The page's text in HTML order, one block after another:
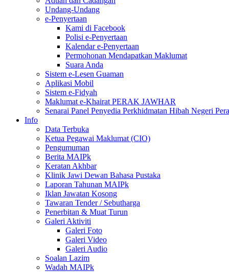
Undang-Undang
e-Penyertaan
Kami di Facebook
Polisi e-Penyertaan
Kalendar e-Penyertaan
Permohonan Mendapatkan Maklumat
Suara Anda
Sistem e-Lesen Guaman
Aplikasi Mobil
Sistem e-Fidyah
Maklumat e-Khairat PERAK JAWHAR
Senarai Panel Penyedia Perkhidmatan Hibah Negeri
Info
Data Terbuka
Ketua Pegawai Maklumat (CIO)
Pengumuman
Berita MAIPk
Keratan Akhbar
Klinik Jawi Dewan Bahasa Pustaka
Laporan Tahunan MAIPk
Iklan Jawatan Kosong
Tawaran Tender / Sebutharga
Penerbitan & Muat Turun
Galeri Aktiviti
Galeri Foto
Galeri Video
Galeri Audio
Soalan Lazim
Wadah MAIPk